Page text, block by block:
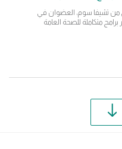
تشيفا سوم، العضوان في
متكاملة للصحة العامة